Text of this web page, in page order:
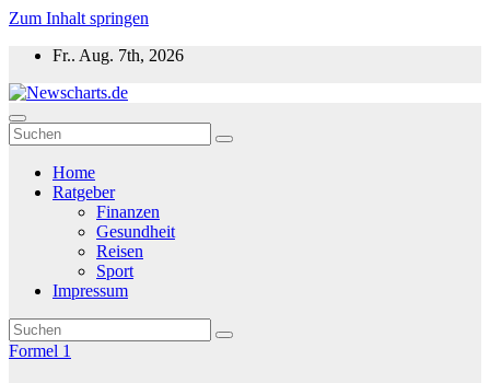
Zum Inhalt springen
Fr.. Aug. 7th, 2026
Newscharts.de
Aktuelle News zu Politik, Wirtschaft & Unterhaltung weltweit
Home
Ratgeber
Finanzen
Gesundheit
Reisen
Sport
Impressum
Formel 1